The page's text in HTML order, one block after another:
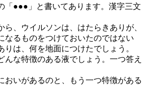
「●●●」と書いてあります。漢字三文
、ウイルソンは、はたらきありが、
なるものをつけておいたのではない
りは、何を地面につけたでしょう。
な特徴のある液でしょう。一つ答え
いがあるのと、もう一つ特徴がある